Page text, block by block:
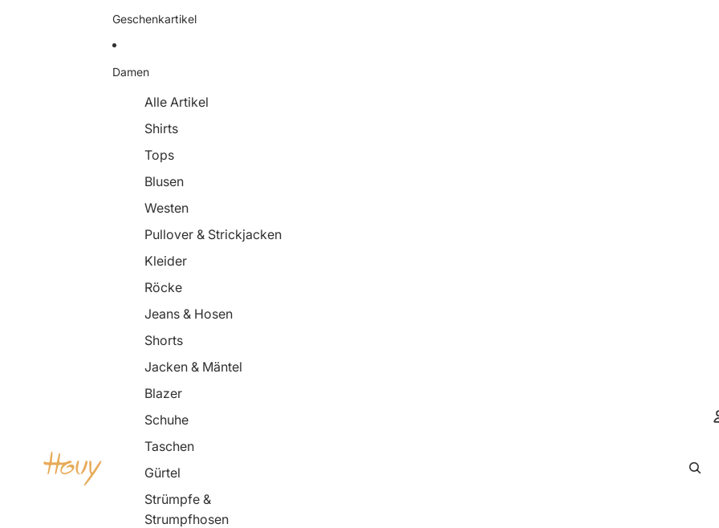
Geschenkartikel
Damen
Alle Artikel
Shirts
Tops
Blusen
Westen
Pullover & Strickjacken
Kleider
Röcke
Jeans & Hosen
Shorts
Jacken & Mäntel
Blazer
Schuhe
Taschen
Gürtel
Strümpfe &
Strumpfhosen